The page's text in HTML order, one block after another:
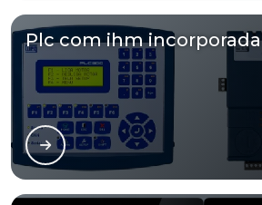
Plc com ihm incorporada